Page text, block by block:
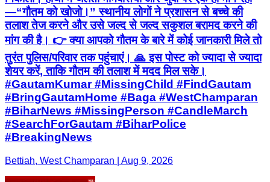
—“गौतम को खोजो।” स्थानीय लोगों ने प्रशासन से बच्चे की
तलाश तेज करने और उसे जल्द से जल्द सकुशल बरामद करने की
मांग की है। 👉 क्या आपको गौतम के बारे में कोई जानकारी मिले तो
तुरंत पुलिस/परिवार तक पहुंचाएं। 🙏 इस पोस्ट को ज्यादा से ज्यादा
शेयर करें, ताकि गौतम की तलाश में मदद मिल सके।
#GautamKumar #MissingChild #FindGautam
#BringGautamHome #Baga #WestChamparan
#BiharNews #MissingPerson #CandleMarch
#SearchForGautam #BiharPolice
#BreakingNews
Bettiah, West Champaran | Aug 9, 2026